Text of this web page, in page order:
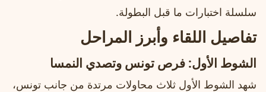
سلسلة اختبارات ما قبل البطولة.
تفاصيل اللقاء وأبرز المراحل
الشوط الأول: فرص تونس وتصدي النمسا
شهد الشوط الأول ثلاث محاولات مرتدة من جانب تونس،